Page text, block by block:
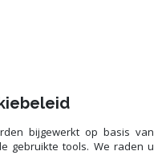
bijgewerkt op basis van
gebruikte tools. We raden u